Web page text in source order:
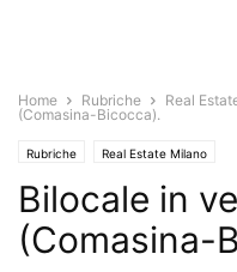
Home Rubriche Real
(Comasina-Bicocca).
Rubriche Real Estate Milano
Bilocale in
(Comasina-